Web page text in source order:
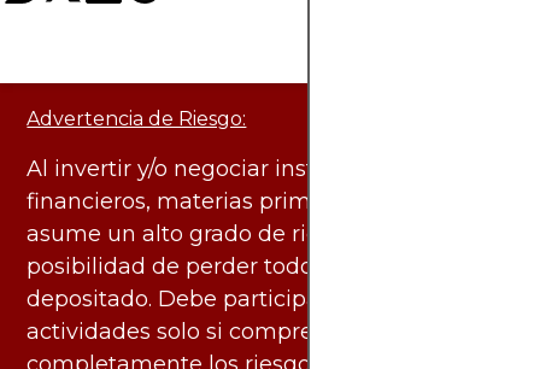
Advertencia de Riesgo:
Al invertir y/o negociar instrumentos
financieros, materias primas y otros activos,
asume un alto grado de riesgo. Existe la
posibilidad de perder todo el capital
depositado. Debe participar en estas
actividades solo si comprende